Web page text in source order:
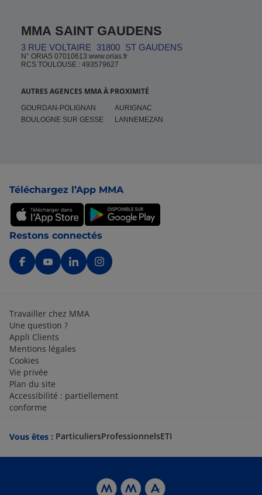
MMA SAINT GAUDENS
3 RUE VOLTAIRE 31800 ST GAUDENS
N° ORIAS 07010613 www.orias.fr
RCS TOULOUSE : 493579627
AUTRES AGENCES MMA À PROXIMITÉ
GOURDAN-POLIGNAN
AURIGNAC
BOULOGNE SUR GESSE
LANNEMEZAN
Téléchargez l’App MMA
Restons connectés
Travailler chez MMA
Une question ?
Appli Clients
Mentions légales
Cookies
Vie privée
Plan du site
Accessibilité : partiellement
conforme
Vous êtes : ParticuliersProfessionnelsETI